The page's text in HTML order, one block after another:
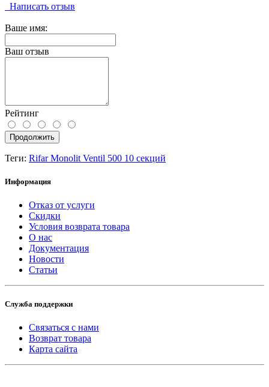
Написать отзыв
Ваше имя:
Ваш отзыв
Рейтинг
Продолжить
Теги: Rifar Monolit Ventil 500 10 секций
Информация
Отказ от услуги
Скидки
Условия возврата товара
О нас
Документация
Новости
Статьи
Служба поддержки
Связаться с нами
Возврат товара
Карта сайта